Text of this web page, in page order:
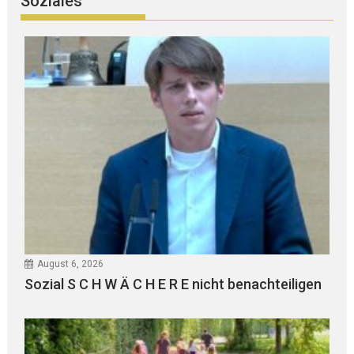
August 6, 2026
Sozial S C H W Ä C H E R E nicht benachteiligen